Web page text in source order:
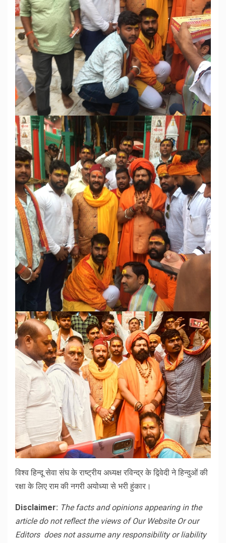
विश्व हिन्दू सेवा संघ के राष्ट्रीय अध्यक्ष रविन्द्र के द्विवेदी ने हिन्दुओं की
रक्षा के लिए राम की नगरी अयोध्या से भरी हुंकार।
Disclaimer: The facts and opinions appearing in the
article do not reflect the views of Our Website Or our
Editors does not assume any responsibility or liability